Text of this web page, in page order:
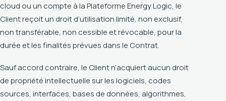
cloud ou un compte à la Plateforme Energy Logic, le
Client reçoit un droit d’utilisation limité, non exclusif,
non transférable, non cessible et révocable, pour la
durée et les finalités prévues dans le Contrat.
Sauf accord contraire, le Client n’acquiert aucun droit
de propriété intellectuelle sur les logiciels, codes
sources, interfaces, bases de données, algorithmes,